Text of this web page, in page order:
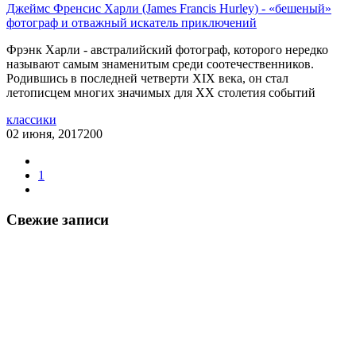
Джеймс Френсис Харли (James Francis Hurley) - «бешеный»
фотограф и отважный искатель приключений
Фрэнк Харли - австралийский фотограф, которого нередко
называют самым знаменитым среди соотечественников.
Родившись в последней четверти XIX века, он стал
летописцем многих значимых для ХХ столетия событий
классики
02 июня, 2017200
1
Свежие записи